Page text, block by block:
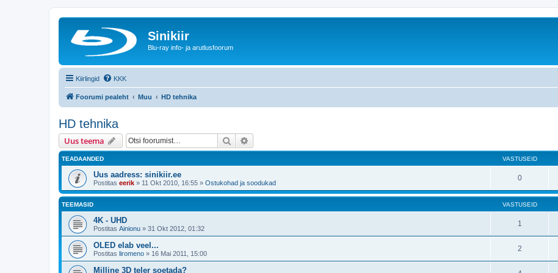
Sinikiir
Blu-ray info- ja arutlusfoorum
Kiirlingid KKK
Foorumi pealeht Muu HD tehnika
HD tehnika
Uus teema Otsi
TEADAANDED VASTUSEID
Uus aadress: sinikiir.ee
Postitas eerik » 11 Okt 2010, 16:55 » Ostukohad ja soodukad
0
TEEMASID VASTUSEID
4K - UHD
Postitas Ainionu » 31 Okt 2012, 01:32
1
OLED elab veel...
Postitas liromeno » 16 Mai 2011, 15:00
2
Milline 3D teler soetada?